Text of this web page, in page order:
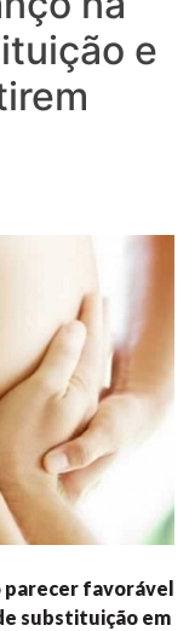
e
parecer favorável
substituição em